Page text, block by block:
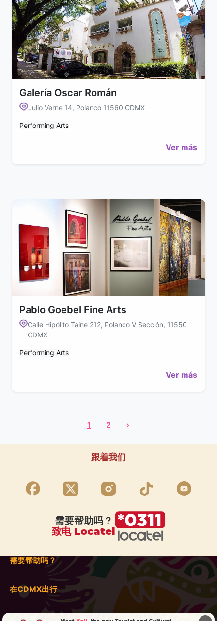
Galería Oscar Román
Julio Verne 14, Polanco 11560 CDMX
Performing Arts
Ver más
Pablo Goebel Fine Arts
Calle Hipólito Taine 212, Polanco V Sección, 11550
CDMX
Performing Arts
Ver más
1 2 ›
跟着我们
需要帮助吗？
致电 Locatel
需要帮助吗？
在CDMX出行